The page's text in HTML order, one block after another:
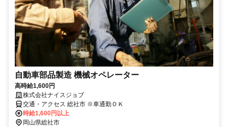
自動車部品製造 機械オペレーター
高時給1,600円
株式会社ナイスジョブ
交通・アクセス 総社市 ※車通勤ＯＫ
時給1,600円以上
岡山県総社市